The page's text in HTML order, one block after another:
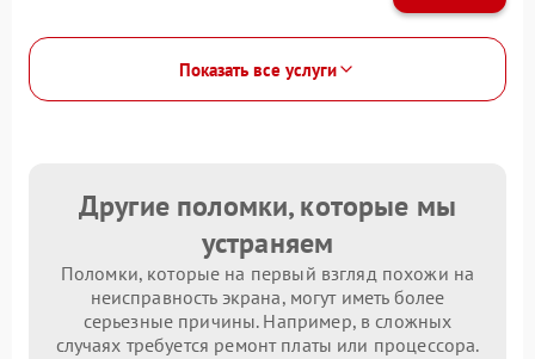
Показать все услуги
Другие поломки, которые мы
устраняем
Поломки, которые на первый взгляд похожи на
неисправность экрана, могут иметь более
серьезные причины. Например, в сложных
случаях требуется ремонт платы или процессора.